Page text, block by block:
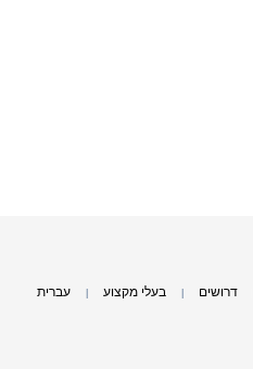
דרושים בעלי מקצוע עברית